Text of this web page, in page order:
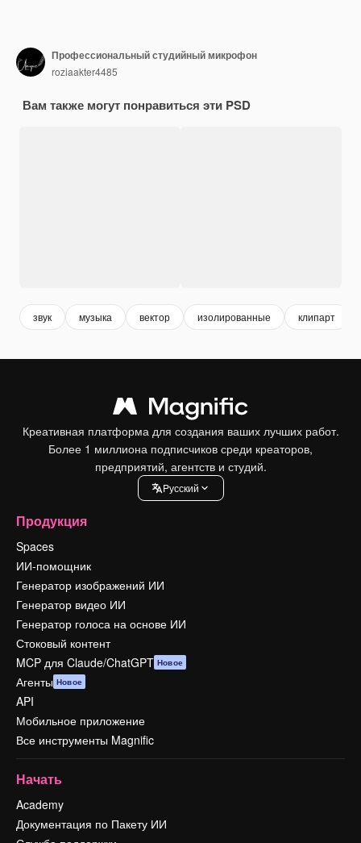
Профессиональный студийный микрофон
roziaakter4485
Вам также могут понравиться эти PSD
звук музыка вектор изолированные клипарт
Креативная платформа для создания ваших лучших работ.
Более 1 миллиона подписчиков среди креаторов,
предприятий, агентств и студий.
Pусский
Продукция
Spaces
ИИ-помощник
Генератор изображений ИИ
Генератор видео ИИ
Генератор голоса на основе ИИ
Стоковый контент
MCP для Claude/ChatGPT Новое
Агенты Новое
API
Мобильное приложение
Все инструменты Magnific
Начать
Academy
Документация по Пакету ИИ